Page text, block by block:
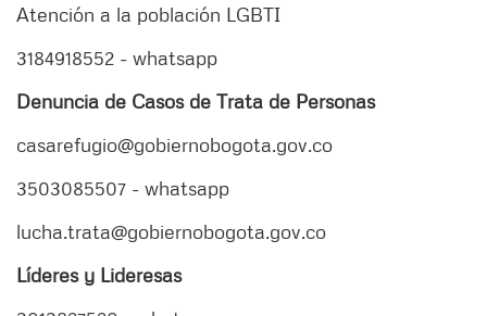
Atención a la población LGBTI
3184918552 - whatsapp
Denuncia de Casos de Trata de Personas
casarefugio@gobiernobogota.gov.co
3503085507 - whatsapp
lucha.trata@gobiernobogota.gov.co
Líderes y Lideresas